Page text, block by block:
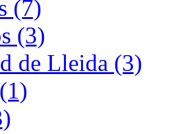
(7)
(3)
de Lleida (3)